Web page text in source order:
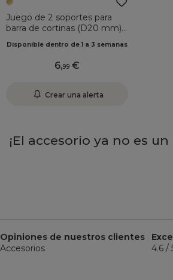
Juego de 2 soportes para
barra de cortinas (D20 mm)
Disponible dentro de 1 a 3 semanas
6,99
Crear una alerta
¡El accesorio ya no es
Opiniones de nuestros clientes
Accesorios
4.6 /